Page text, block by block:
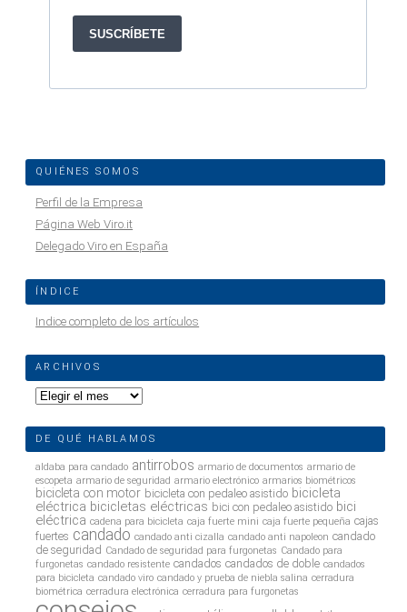
QUIÉNES SOMOS
Perfil de la Empresa
Página Web Viro.it
Delegado Viro en España
ÍNDICE
Indice completo de los artículos
ARCHIVOS
Archivos
DE QUÉ HABLAMOS
aldaba para candado antirrobos armario de documentos armario de
escopeta armario de seguridad armario electrónico armarios biométricos
bicicleta con motor bicicleta con pedaleo asistido bicicleta
eléctrica bicicletas eléctricas bici con pedaleo asistido bici
eléctrica cadena para bicicleta caja fuerte mini caja fuerte pequeña cajas
fuertes candado candado anti cizalla candado anti napoleon candado
de seguridad Candado de seguridad para furgonetas Candado para
furgonetas candado resistente candados candados de doble candados
para bicicleta candado viro candado y prueba de niebla salina cerradura
biométrica cerradura electrónica cerradura para furgonetas